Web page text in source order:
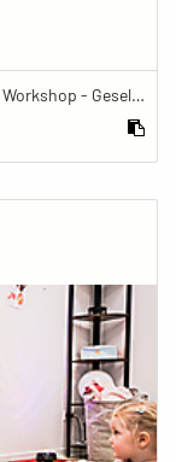
Making-of Foto aus dem "Inklusion im Fokus" Workshop - Gesellschaftsbilder.de Fotoworkshop „Inklusion im Fokus“ beim Känguru Leipzig